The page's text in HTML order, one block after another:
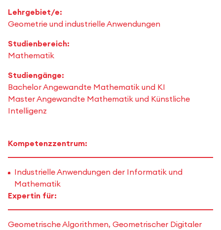
Lehrgebiet/e:
Geometrie und industrielle Anwendungen
Studienbereich:
Mathematik
Studiengänge:
Bachelor Angewandte Mathematik und KI
Master Angewandte Mathematik und Künstliche
Intelligenz
Kompetenzzentrum:
Industrielle Anwendungen der Informatik und
Mathematik
Expertin für:
Geometrische Algorithmen, Geometrischer Digitaler